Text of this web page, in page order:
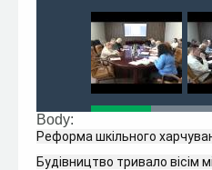
Body:
Реформа шкільного
Будівництво тривало вісім